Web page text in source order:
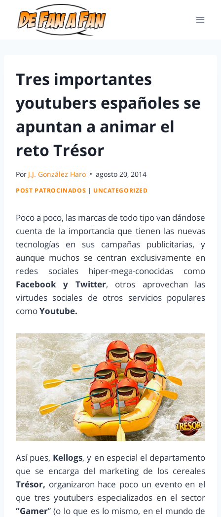
Tres importantes
youtubers españoles se
apuntan a animar el
reto Trésor
Por J.J. González Haro agosto 20, 2014
POST PATROCINADOS | UNCATEGORIZED
Poco a poco, las marcas de todo tipo van dándose
cuenta de la importancia que tienen las nuevas
tecnologías en sus campañas publicitarias, y
aunque muchos se centran exclusivamente en
redes sociales hiper-mega-conocidas como
Facebook y Twitter, otros aprovechan las
virtudes sociales de otros servicios populares
comoYoutube.
Así pues, Kellogs, y en especial el departamento
que se encarga del marketing de los cereales
Trésor, organizaron hace poco un evento en el
que tres youtubers especializados en el sector
“Gamer” (o lo que es lo mismo, en el mundo de